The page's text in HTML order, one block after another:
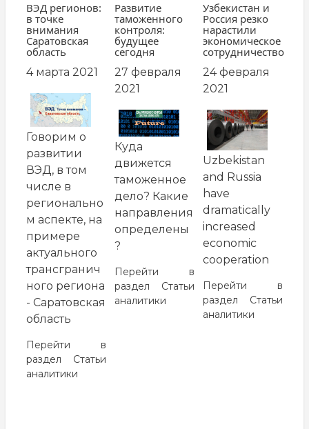
ВЭД регионов:
в точке
внимания
Саратовская
область
4 марта 2021
заглавная
картинка
Говорим о
развитии
ВЭД, в том
числе в
регионально
м аспекте, на
примере
актуального
трансгранич
ного региона
- Саратовская
область
Перейти в
раздел Статьи
аналитики
Развитие
таможенного
контроля:
будущее
сегодня
27 февраля
2021
заглавная
картинка
Куда
движется
таможенное
дело? Какие
направления
определены
?
Перейти в
раздел Статьи
аналитики
Узбекистан и
Россия резко
нарастили
экономическое
сотрудничество
24 февраля
2021
заглавная
картинка
Uzbekistan
and Russia
have
dramatically
increased
economic
cooperation
Перейти в
раздел Статьи
аналитики